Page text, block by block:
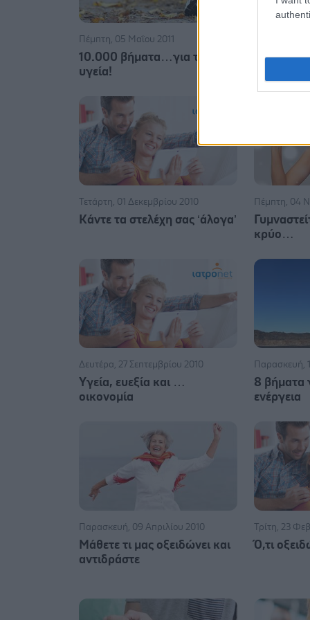
Πέμπτη, 05 Μαΐου 2011
10.000 βήματα…για την
υγεία!
Άσκηση:
Τετάρτη, 01 Δεκεμβρίου 2010
Κάντε τα στελέχη σας ‘άλογα’
Πέμπτη, 04
κρύο…
Δευτέρα, 27 Σεπτεμβρίου 2010
Yγεία, ευεξία και …
οικονομία
Παρασκευή,
8 βήματα
ενέργεια
Παρασκευή, 09 Απριλίου 2010
Μάθετε τι μας οξειδώνει και
αντιδράστε
Τρίτη, 23
Ό,τι